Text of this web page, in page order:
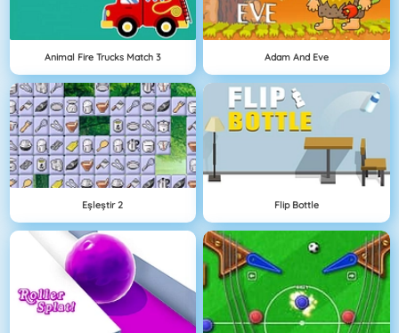
Animal Fire Trucks Match 3 Adam And Eve
Eşleştir 2 Flip Bottle